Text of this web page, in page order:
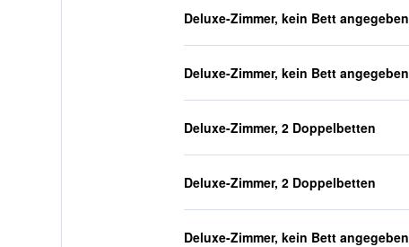
Deluxe-Zimmer, kein Bett angegeben
Deluxe-Zimmer, kein Bett angegeben
Deluxe-Zimmer, 2 Doppelbetten
Deluxe-Zimmer, 2 Doppelbetten
Deluxe-Zimmer, kein Bett angegeben